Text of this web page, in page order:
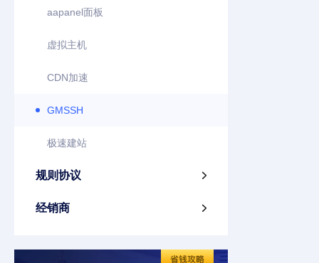
aapanel面板
虚拟主机
CDN加速
GMSSH
极速建站
规则协议 
经销商 